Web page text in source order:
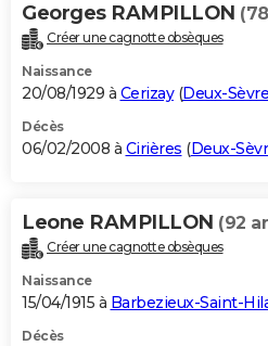
Georges RAMPILLON
Créer une cagnotte obsèques
Naissance
20/08/1929 à Cerizay(Deux-
Décès
06/02/2008 à Cirières (Deux-
Leone RAMPILLON (92
Créer une cagnotte obsèques
Naissance
15/04/1915 à Barbezieux-Saint-
Décès